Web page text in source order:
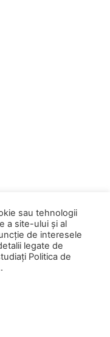
rezervate.
cu caracter personal
sau tehnologii
a site-ului și al
de interesele
legate de
Politica de